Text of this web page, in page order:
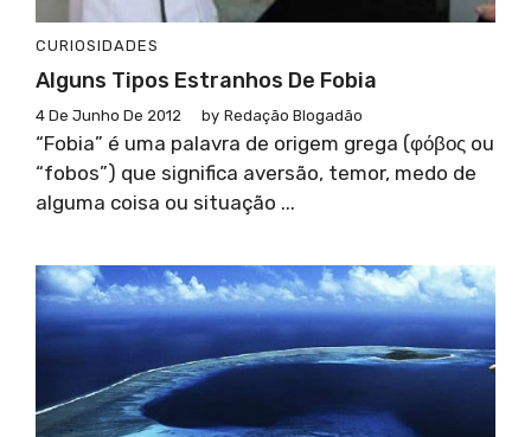
CURIOSIDADES
Alguns Tipos Estranhos De Fobia
4 De Junho De 2012 by Redação Blogadão
“Fobia” é uma palavra de origem grega (φόβος ou
“fobos”) que significa aversão, temor, medo de
alguma coisa ou situação ...